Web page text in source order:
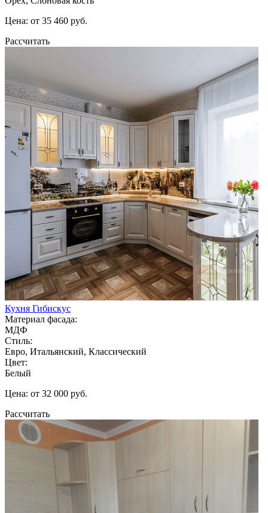
Цена: от 35 460 руб.
Рассчитать
Кухня Гибискус
Материал фасада:
МДФ
Стиль:
Евро, Итальянский, Классический
Цвет:
Белый
Цена: от 32 000 руб.
Рассчитать